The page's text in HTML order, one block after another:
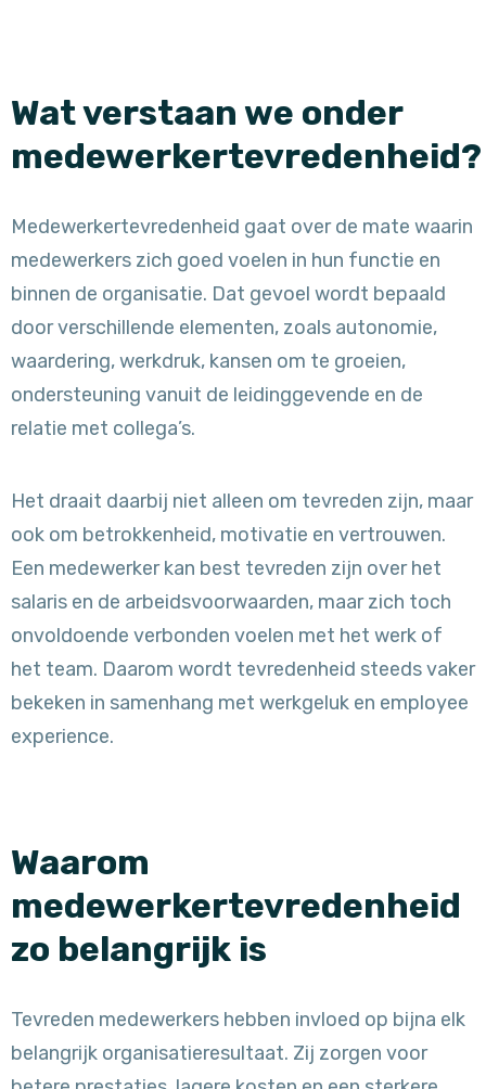
Wat verstaan we onder
Medewerkertevredenheid gaat over de mate waarin
medewerkers zich goed voelen in hun functie en
binnen de organisatie. Dat gevoel wordt bepaald
door verschillende elementen, zoals autonomie,
waardering, werkdruk, kansen om te groeien,
ondersteuning vanuit de leidinggevende en de
relatie met collega’s.
Het draait daarbij niet alleen om tevreden zijn, maar
ook om betrokkenheid, motivatie en vertrouwen.
Een medewerker kan best tevreden zijn over het
salaris en de arbeidsvoorwaarden, maar zich toch
onvoldoende verbonden voelen met het werk of
het team. Daarom wordt tevredenheid steeds vaker
bekeken in samenhang met werkgeluk en employee
experience.
Waarom
medewerkertevredenheid
zo belangrijk is
Tevreden medewerkers hebben invloed op bijna elk
belangrijk organisatieresultaat. Zij zorgen voor